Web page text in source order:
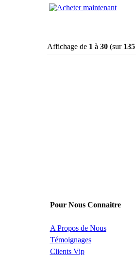
Affichage de 1 à 30 (sur 135
Pour Nous Connaitre
A Propos de Nous
Témoignages
Clients Vip